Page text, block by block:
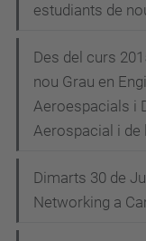
estudiants de
Des del curs
nou Grau en
Aeroespacials i
Aerospacial i
Dimarts 30 de
Networking a